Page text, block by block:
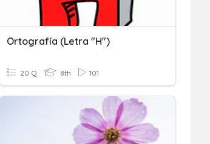
Ortografía (letra "h")
20 Q 8th 101